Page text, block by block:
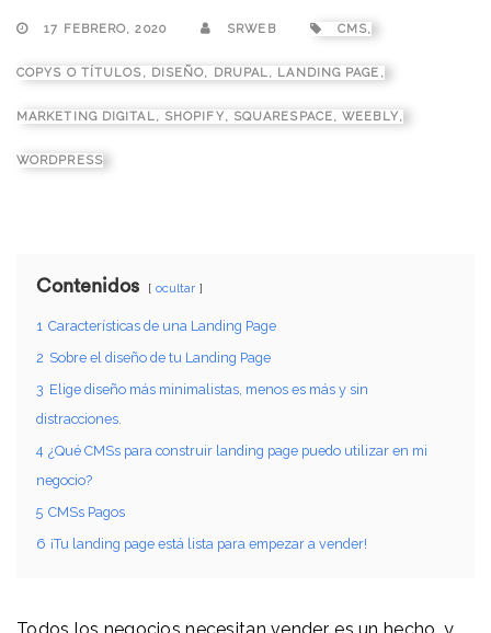
17 FEBRERO, 2020 SRWEB CMS,
COPYS O TÍTULOS, DISEÑO, DRUPAL, LANDING PAGE ,
MARKETING DIGITAL, SHOPIFY, SQUARESPACE,WEEBLY,
WORDPRESS
Contenidos ocultar
1 Características de una Landing Page
2 Sobre el diseño de tu Landing Page
3 Elige diseño más minimalistas, menos es más y sin
distracciones.
4 ¿Qué CMSs para construir landing page puedo utilizar en mi
negocio?
5 CMSs Pagos
6 ¡Tu landing page está lista para empezar a vender!